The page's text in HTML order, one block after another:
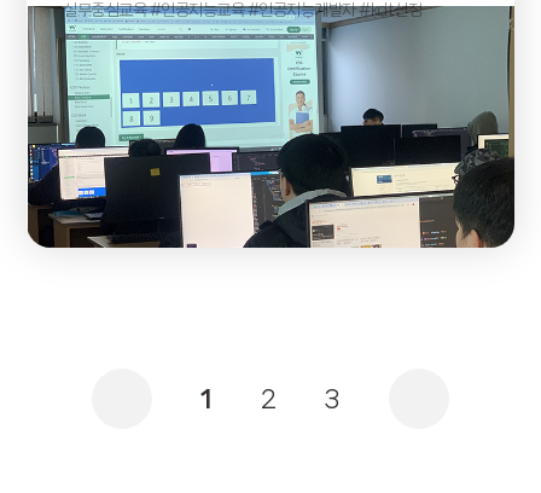
실무중심교육 #인공지능교육 #인공지능개발자 #kdt선정
1 2 3